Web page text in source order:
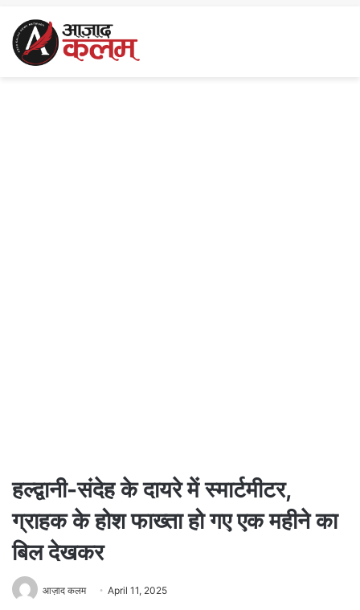
हल्द्वानी-संदेह के दायरे में स्मार्टमीटर,
ग्राहक के होश फाख्ता हो गए एक महीने का
बिल देखकर
आज़ाद कलम April 11, 2025